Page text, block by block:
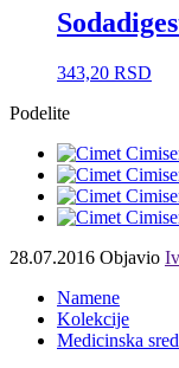
343,20 RSD
Podelite
28.07.2016 Objavio
Namene
Kolekcije
Medicinska